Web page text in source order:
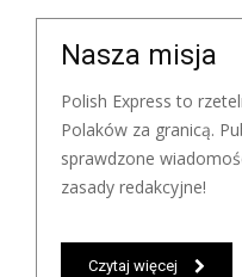
Nasza misja
Polish Express to
Polaków za granicą.
sprawdzone
zasady redakcyjne!
Czytaj więcej